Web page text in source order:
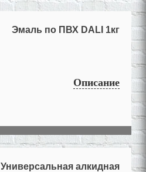
Эмаль по ПВХ DALI 1кг
Описание
Универсальная алкидная